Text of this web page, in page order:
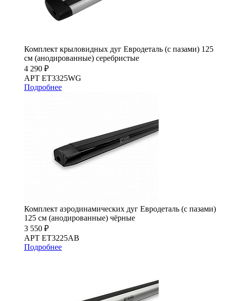
Комплект крыловидных дуг Евродеталь (с пазами) 125
см (анодированные) серебристые
4 290 ₽
АРТ ET3325WG
Подробнее
Комплект аэродинамических дуг Евродеталь (с пазами)
125 см (анодированные) чёрные
3 550 ₽
АРТ ET3225AB
Подробнее